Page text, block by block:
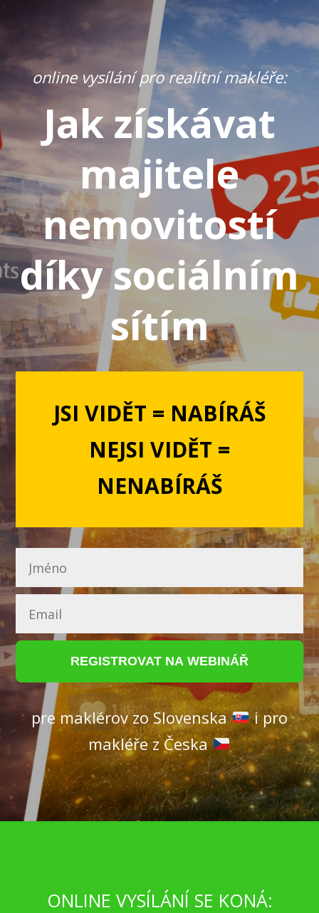
online vysílání pro realitní makléře:
Jak získávat
majitele
nemovitostí
díky sociálním
sítím
JSI VIDĚT = NABÍRÁŠ
NEJSI VIDĚT =
NENABÍRÁŠ
REGISTROVAT NA WEBINÁŘ
pre maklérov zo Slovenska
i pro
makléře z Česka
ONLINE VYSÍLÁNÍ SE KONÁ: